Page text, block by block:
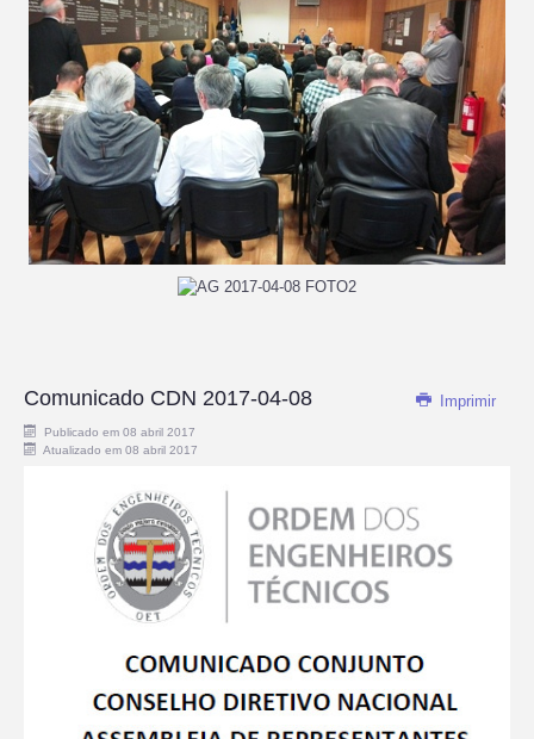
Imprimir
Comunicado CDN 2017-04-08
Publicado em 08 abril 2017
Atualizado em 08 abril 2017